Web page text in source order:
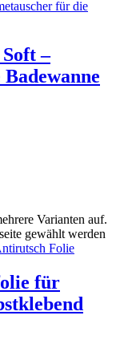
–
Varianten auf.
gewählt werden
für